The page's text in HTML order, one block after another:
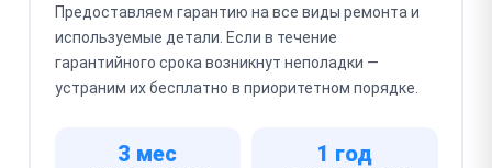
Предоставляем гарантию на все виды ремонта и
используемые детали. Если в течение
гарантийного срока возникнут неполадки —
устраним их бесплатно в приоритетном порядке.
3 мес 1 год